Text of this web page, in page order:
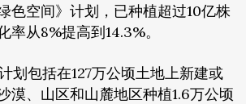
色空间》计划，已种植超过10亿株
率从8%提高到14.3%。
划包括在127万公顷土地上新建或
漠、山区和山麓地区种植1.6万公顷